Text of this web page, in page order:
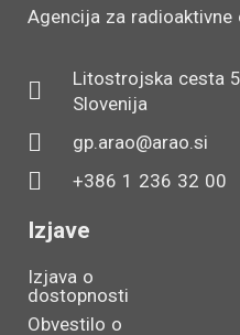
Agencija za radioaktivne
Litostrojska cesta
Slovenija
gp.arao@arao.si
+386 1 236 32 00
Izjave
Izjava o
dostopnosti
Obvestilo o